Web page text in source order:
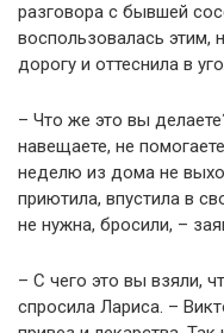
разговора с бывшей
воспользовалась этим,
дорогу и оттеснила в
– Что же это вы
навещаете, не
неделю из дома не
приютила, впустила в
не нужна, бросили, –
– С чего это вы взяли,
спросила Лариса. –